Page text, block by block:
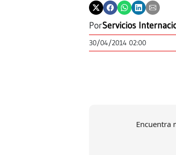
PorServicios
30/04/2014 02:00
Encuentra